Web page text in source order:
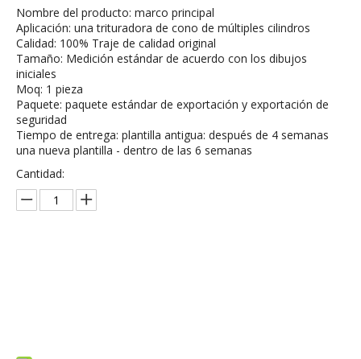
Nombre del producto: marco principal
Aplicación: una trituradora de cono de múltiples cilindros
Calidad: 100% Traje de calidad original
Tamaño: Medición estándar de acuerdo con los dibujos
iniciales
Moq: 1 pieza
Paquete: paquete estándar de exportación y exportación de
seguridad
Tiempo de entrega: plantilla antigua: después de 4 semanas
una nueva plantilla - dentro de las 6 semanas
Cantidad: